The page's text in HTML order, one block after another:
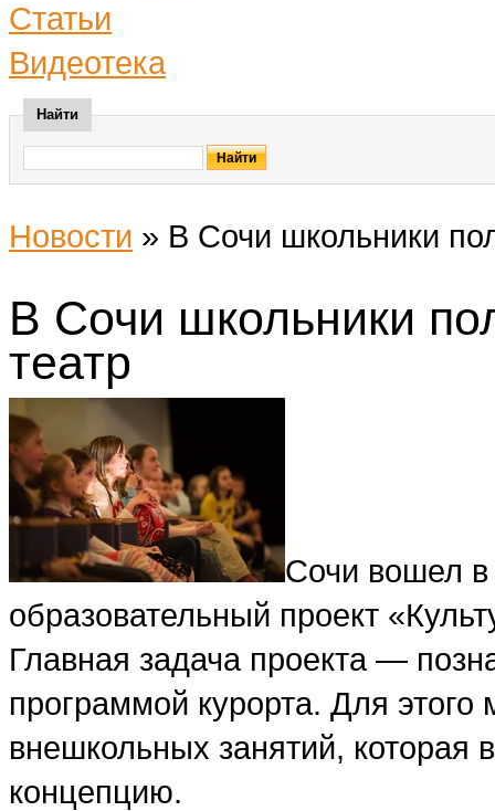
Статьи
Видеотека
Найти
Новости » В Сочи школьники
В Сочи школьники
театр
Сочи вошел
образовательный проект
Главная задача проекта —
программой курорта. Для
внешкольных занятий, которая
концепцию.